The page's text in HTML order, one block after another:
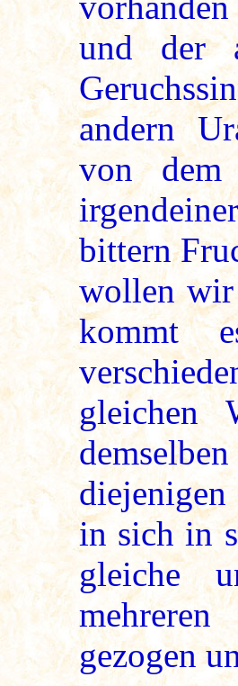
und der
andern
von dem
bittern
wollen
kommt
gleichen
in sich in
gleiche
gezogen